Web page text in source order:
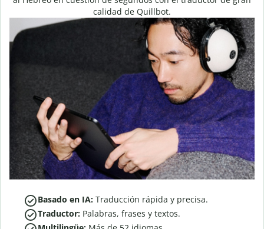
calidad de Quillbot.
Basado en IA: Traducción rápida y precisa.
Traductor: Palabras, frases y textos.